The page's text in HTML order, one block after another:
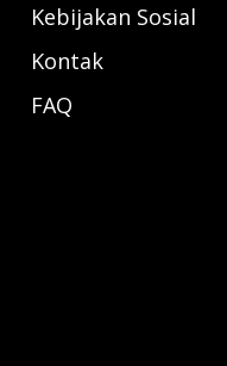
Kebijakan Sosial
Kontak
FAQ